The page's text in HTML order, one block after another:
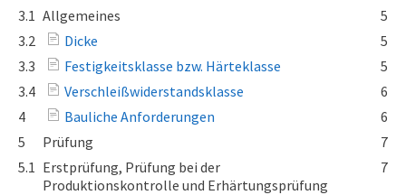
3.1 Allgemeines
5
3.2
Dicke
5
3.3
Festigkeitsklasse bzw. Härteklasse
5
3.4
Verschleißwiderstandsklasse
6
4
Bauliche Anforderungen
6
5
Prüfung
7
5.1 Erstprüfung, Prüfung bei der
Produktionskontrolle und Erhärtungsprüfung
7